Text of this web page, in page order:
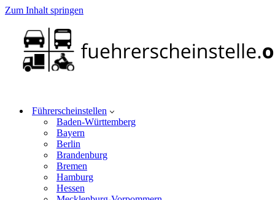
Zum Inhalt springen
Führerscheinstellen
Baden-Württemberg
Bayern
Berlin
Brandenburg
Bremen
Hamburg
Hessen